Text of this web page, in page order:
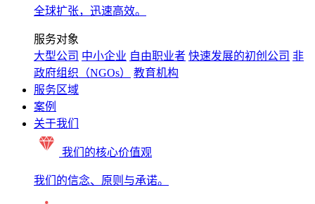
全球扩张，迅速高效。
服务对象
大型公司 中小企业 自由职业者 快速发展的初创公司 非
政府组织（NGOs）
教育机构
服务区域
案例
关于我们
我们的核心价值观
我们的信念、原则与承诺。